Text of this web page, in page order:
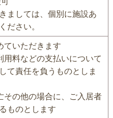
ましては、個別に施設あ
ださい。
ていただきます
用料などの支払いについて
て責任を負うものとしま
その他の場合に、ご入居者
ものとします